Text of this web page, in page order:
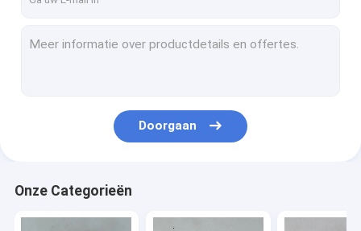
Doorgaan
Onze Categorieën